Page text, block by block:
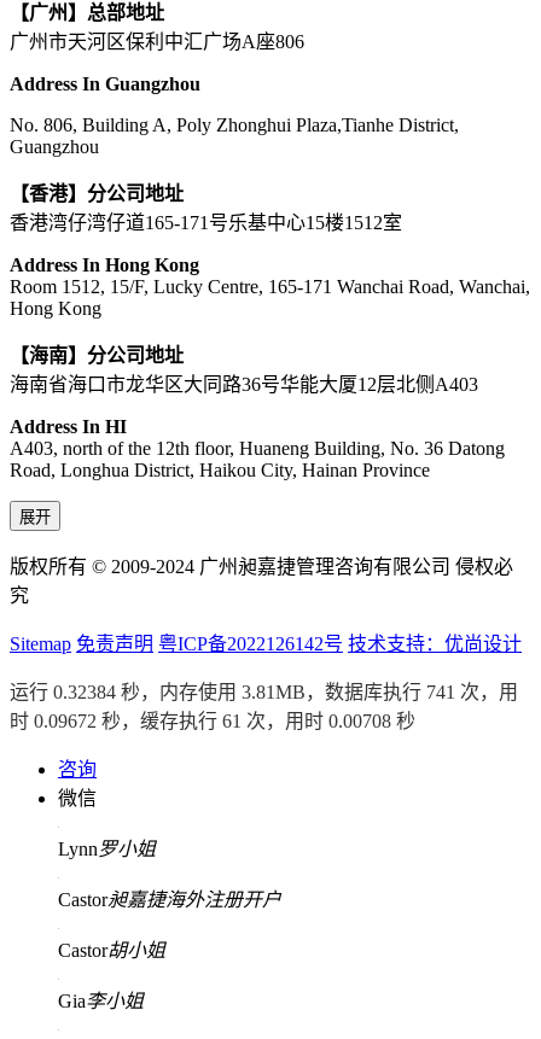
【广州】总部地址
广州市天河区保利中汇广场A座806
Address In Guangzhou
No. 806, Building A, Poly Zhonghui Plaza,Tianhe District,
Guangzhou
【香港】分公司地址
香港湾仔湾仔道165-171号乐基中心15楼1512室
Address In Hong Kong
Room 1512, 15/F, Lucky Centre, 165-171 Wanchai Road, Wanchai,
Hong Kong
【海南】分公司地址
海南省海口市龙华区大同路36号华能大厦12层北侧A403
Address In HI
A403, north of the 12th floor, Huaneng Building, No. 36 Datong
Road, Longhua District, Haikou City, Hainan Province
展开
版权所有 © 2009-2024 广州昶嘉捷管理咨询有限公司 侵权必
究
Sitemap 免责声明 粤ICP备2022126142号 技术支持：优尚设计
运行 0.32384 秒，内存使用 3.81MB，数据库执行 741 次，用
时 0.09672 秒，缓存执行 61 次，用时 0.00708 秒
咨询
微信
Lynn罗小姐
Castor昶嘉捷海外注册开户
Castor胡小姐
Gia李小姐